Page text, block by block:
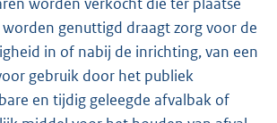
genuttigd draagt zorg voor de
in of nabij de inrichting, van een
gebruik door het publiek
en tijdig geleegde afvalbak of